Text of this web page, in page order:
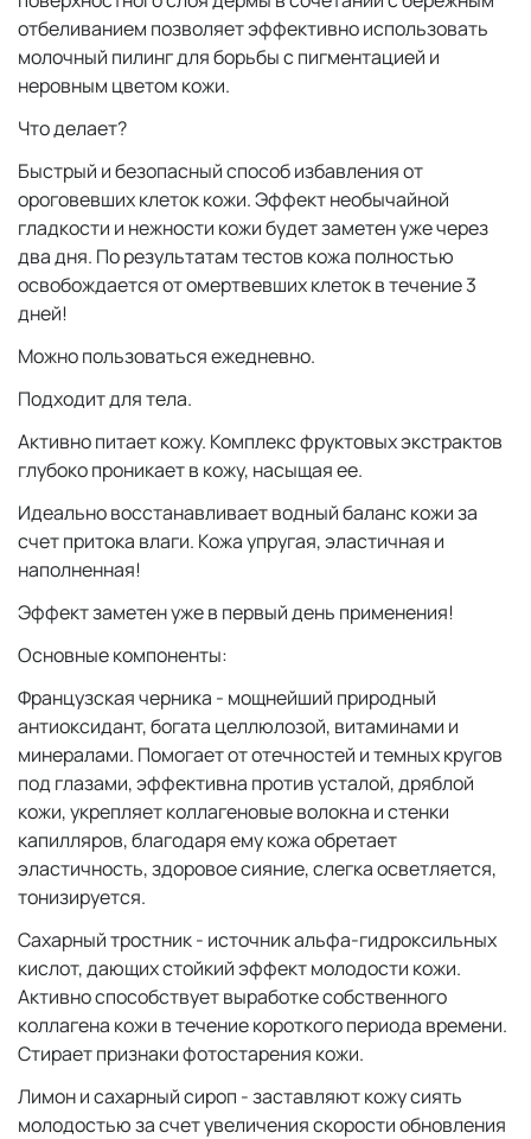
отбеливанием позволяет эффективно использовать
молочный пилинг для борьбы с пигментацией и
неровным цветом кожи.
Что делает?
Быстрый и безопасный способ избавления от
ороговевших клеток кожи. Эффект необычайной
гладкости и нежности кожи будет заметен уже через
два дня. По результатам тестов кожа полностью
освобождается от омертвевших клеток в течение 3
дней!
Можно пользоваться ежедневно.
Подходит для тела.
Активно питает кожу. Комплекс фруктовых экстрактов
глубоко проникает в кожу, насыщая ее.
Идеально восстанавливает водный баланс кожи за
счет притока влаги. Кожа упругая, эластичная и
наполненная!
Эффект заметен уже в первый день применения!
Основные компоненты:
Французская черника - мощнейший природный
антиоксидант, богата целлюлозой, витаминами и
минералами. Помогает от отечностей и темных кругов
под глазами, эффективна против усталой, дряблой
кожи, укрепляет коллагеновые волокна и стенки
капилляров, благодаря ему кожа обретает
эластичность, здоровое сияние, слегка осветляется,
тонизируется.
Сахарный тростник - источник альфа-гидроксильных
кислот, дающих стойкий эффект молодости кожи.
Активно способствует выработке собственного
коллагена кожи в течение короткого периода времени.
Стирает признаки фотостарения кожи.
Лимон и сахарный сироп - заставляют кожу сиять
молодостью за счет увеличения скорости обновления